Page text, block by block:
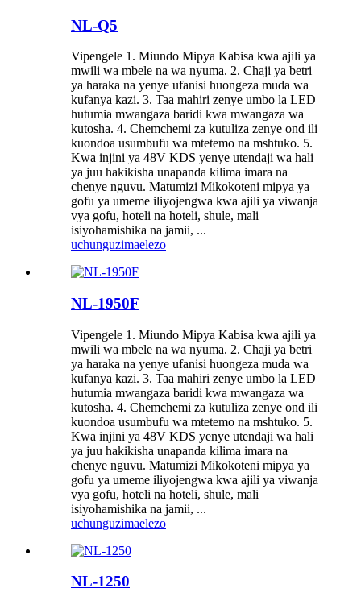
NL-Q5
Vipengele 1. Miundo Mipya Kabisa kwa ajili ya
mwili wa mbele na wa nyuma. 2. Chaji ya betri
ya haraka na yenye ufanisi huongeza muda wa
kufanya kazi. 3. Taa mahiri zenye umbo la LED
hutumia mwangaza baridi kwa mwangaza wa
kutosha. 4. Chemchemi za kutuliza zenye ond ili
kuondoa usumbufu wa mtetemo na mshtuko. 5.
Kwa injini ya 48V KDS yenye utendaji wa hali
ya juu hakikisha unapanda kilima imara na
chenye nguvu. Matumizi Mikokoteni mipya ya
gofu ya umeme iliyojengwa kwa ajili ya viwanja
vya gofu, hoteli na hoteli, shule, mali
isiyohamishika na jamii, ...
uchunguzimaelezo
NL-1950F
Vipengele 1. Miundo Mipya Kabisa kwa ajili ya
mwili wa mbele na wa nyuma. 2. Chaji ya betri
ya haraka na yenye ufanisi huongeza muda wa
kufanya kazi. 3. Taa mahiri zenye umbo la LED
hutumia mwangaza baridi kwa mwangaza wa
kutosha. 4. Chemchemi za kutuliza zenye ond ili
kuondoa usumbufu wa mtetemo na mshtuko. 5.
Kwa injini ya 48V KDS yenye utendaji wa hali
ya juu hakikisha unapanda kilima imara na
chenye nguvu. Matumizi Mikokoteni mipya ya
gofu ya umeme iliyojengwa kwa ajili ya viwanja
vya gofu, hoteli na hoteli, shule, mali
isiyohamishika na jamii, ...
uchunguzimaelezo
NL-1250